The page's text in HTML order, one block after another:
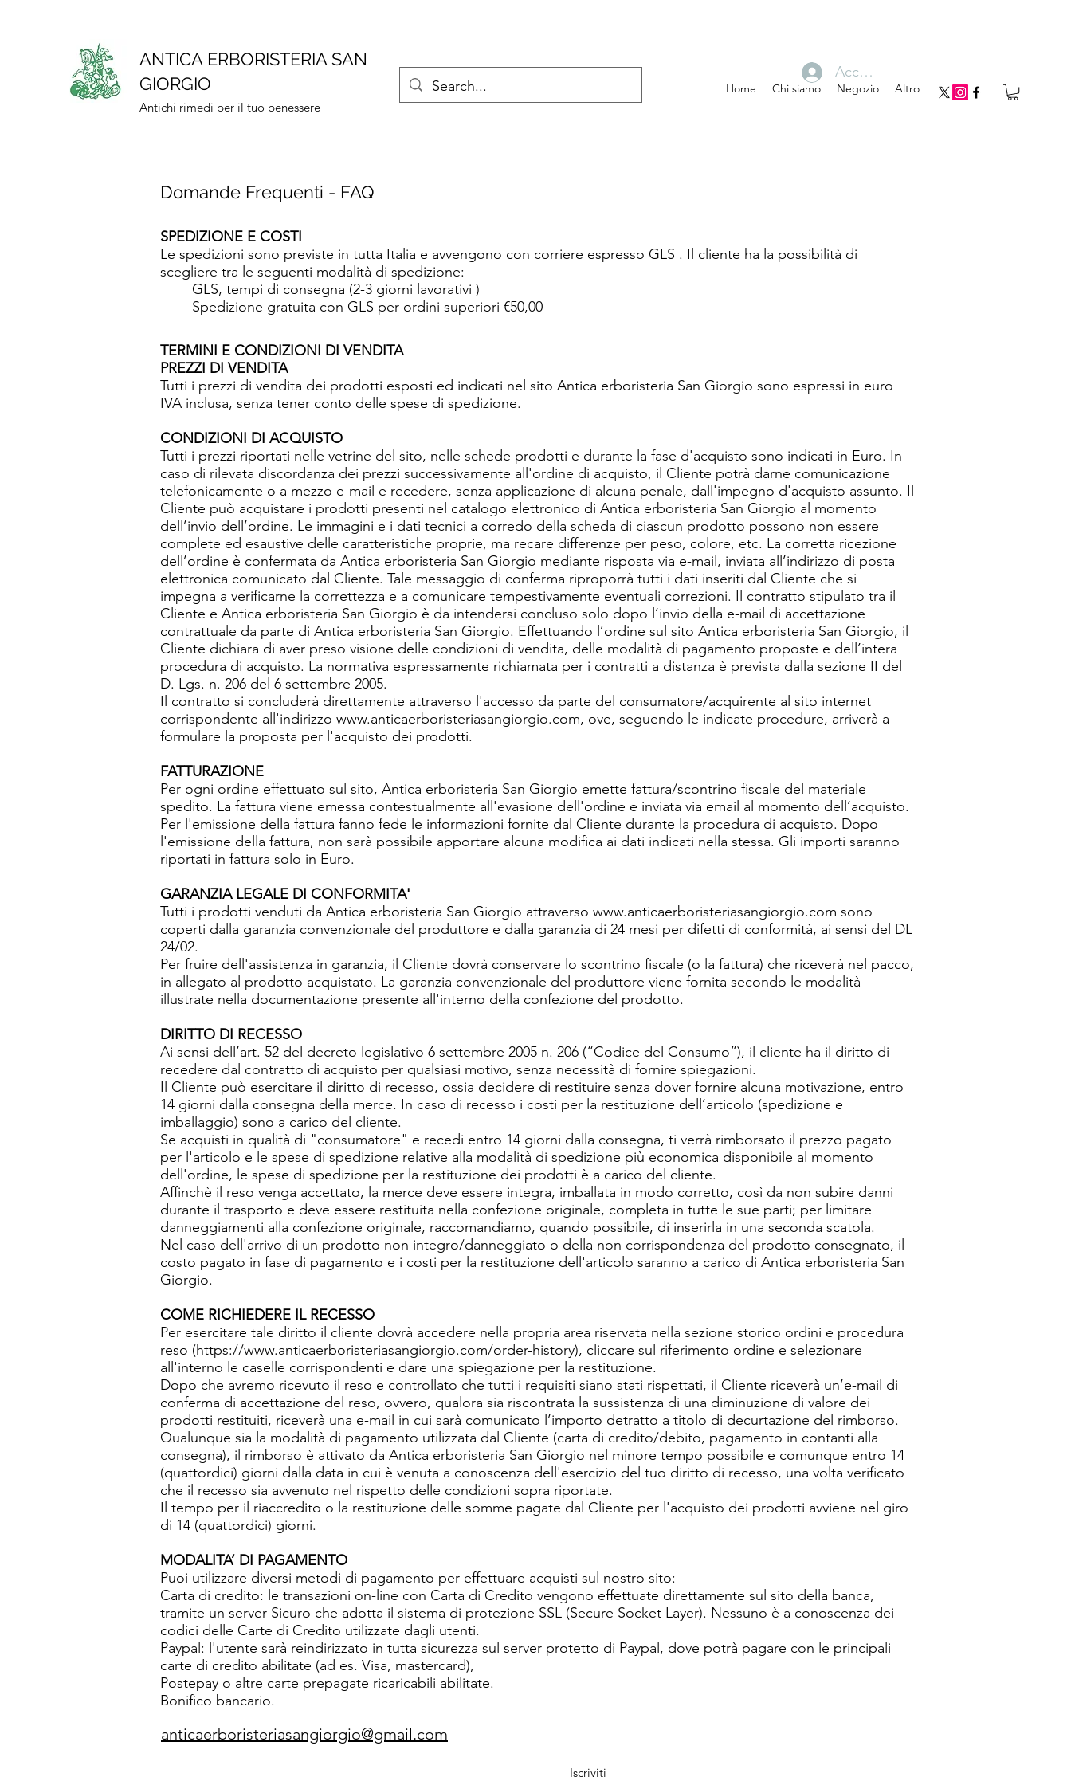
ANTICA ERBORISTERIA SAN
GIORGIO
Antichi rimedi per il tuo benessere
Home Chi siamo Negozio Altro
Accedi
Domande Frequenti - FAQ
SPEDIZIONE E COSTI
Le spedizioni sono previste in tutta Italia e avvengono con corriere espresso GLS . Il cliente ha la possibilità di
scegliere tra le seguenti modalità di spedizione:
GLS, tempi di consegna (2-3 giorni lavorativi )
Spedizione gratuita con GLS per ordini superiori €50,00
TERMINI E CONDIZIONI DI VENDITA
PREZZI DI VENDITA
Tutti i prezzi di vendita dei prodotti esposti ed indicati nel sito Antica erboristeria San Giorgio sono espressi in euro
IVA inclusa, senza tener conto delle spese di spedizione.
CONDIZIONI DI ACQUISTO
Tutti i prezzi riportati nelle vetrine del sito, nelle schede prodotti e durante la fase d'acquisto sono indicati in Euro. In
caso di rilevata discordanza dei prezzi successivamente all'ordine di acquisto, il Cliente potrà darne comunicazione
telefonicamente o a mezzo e-mail e recedere, senza applicazione di alcuna penale, dall'impegno d'acquisto assunto. Il
Cliente può acquistare i prodotti presenti nel catalogo elettronico di Antica erboristeria San Giorgio al momento
dell’invio dell’ordine. Le immagini e i dati tecnici a corredo della scheda di ciascun prodotto possono non essere
complete ed esaustive delle caratteristiche proprie, ma recare differenze per peso, colore, etc. La corretta ricezione
dell’ordine è confermata da Antica erboristeria San Giorgio mediante risposta via e-mail, inviata all’indirizzo di posta
elettronica comunicato dal Cliente. Tale messaggio di conferma riproporrà tutti i dati inseriti dal Cliente che si
impegna a verificarne la correttezza e a comunicare tempestivamente eventuali correzioni. Il contratto stipulato tra il
Cliente e Antica erboristeria San Giorgio è da intendersi concluso solo dopo l’invio della e-mail di accettazione
contrattuale da parte di Antica erboristeria San Giorgio. Effettuando l’ordine sul sito Antica erboristeria San Giorgio, il
Cliente dichiara di aver preso visione delle condizioni di vendita, delle modalità di pagamento proposte e dell’intera
procedura di acquisto. La normativa espressamente richiamata per i contratti a distanza è prevista dalla sezione II del
D. Lgs. n. 206 del 6 settembre 2005.
Il contratto si concluderà direttamente attraverso l'accesso da parte del consumatore/acquirente al sito internet
corrispondente all'indirizzo www.anticaerboristeriasangiorgio.com, ove, seguendo le indicate procedure, arriverà a
formulare la proposta per l'acquisto dei prodotti.
FATTURAZIONE
Per ogni ordine effettuato sul sito, Antica erboristeria San Giorgio emette fattura/scontrino fiscale del materiale
spedito. La fattura viene emessa contestualmente all'evasione dell'ordine e inviata via email al momento dell’acquisto.
Per l'emissione della fattura fanno fede le informazioni fornite dal Cliente durante la procedura di acquisto. Dopo
l'emissione della fattura, non sarà possibile apportare alcuna modifica ai dati indicati nella stessa. Gli importi saranno
riportati in fattura solo in Euro.
GARANZIA LEGALE DI CONFORMITA'
Tutti i prodotti venduti da Antica erboristeria San Giorgio attraverso www.anticaerboristeriasangiorgio.com sono
coperti dalla garanzia convenzionale del produttore e dalla garanzia di 24 mesi per difetti di conformità, ai sensi del DL
24/02.
Per fruire dell'assistenza in garanzia, il Cliente dovrà conservare lo scontrino fiscale (o la fattura) che riceverà nel pacco,
in allegato al prodotto acquistato. La garanzia convenzionale del produttore viene fornita secondo le modalità
illustrate nella documentazione presente all'interno della confezione del prodotto.
DIRITTO DI RECESSO
Ai sensi dell’art. 52 del decreto legislativo 6 settembre 2005 n. 206 (“Codice del Consumo”), il cliente ha il diritto di
recedere dal contratto di acquisto per qualsiasi motivo, senza necessità di fornire spiegazioni.
Il Cliente può esercitare il diritto di recesso, ossia decidere di restituire senza dover fornire alcuna motivazione, entro
14 giorni dalla consegna della merce. In caso di recesso i costi per la restituzione dell’articolo (spedizione e
imballaggio) sono a carico del cliente.
Se acquisti in qualità di "consumatore" e recedi entro 14 giorni dalla consegna, ti verrà rimborsato il prezzo pagato
per l'articolo e le spese di spedizione relative alla modalità di spedizione più economica disponibile al momento
dell'ordine, le spese di spedizione per la restituzione dei prodotti è a carico del cliente.
Affinchè il reso venga accettato, la merce deve essere integra, imballata in modo corretto, così da non subire danni
durante il trasporto e deve essere restituita nella confezione originale, completa in tutte le sue parti; per limitare
danneggiamenti alla confezione originale, raccomandiamo, quando possibile, di inserirla in una seconda scatola.
Nel caso dell'arrivo di un prodotto non integro/danneggiato o della non corrispondenza del prodotto consegnato, il
costo pagato in fase di pagamento e i costi per la restituzione dell'articolo saranno a carico di Antica erboristeria San
Giorgio.
COME RICHIEDERE IL RECESSO
Per esercitare tale diritto il cliente dovrà accedere nella propria area riservata nella sezione storico ordini e procedura
reso (https://www.anticaerboristeriasangiorgio.com/order-history), cliccare sul riferimento ordine e selezionare
all'interno le caselle corrispondenti e dare una spiegazione per la restituzione.
Dopo che avremo ricevuto il reso e controllato che tutti i requisiti siano stati rispettati, il Cliente riceverà un’e-mail di
conferma di accettazione del reso, ovvero, qualora sia riscontrata la sussistenza di una diminuzione di valore dei
prodotti restituiti, riceverà una e-mail in cui sarà comunicato l’importo detratto a titolo di decurtazione del rimborso.
Qualunque sia la modalità di pagamento utilizzata dal Cliente (carta di credito/debito, pagamento in contanti alla
consegna), il rimborso è attivato da Antica erboristeria San Giorgio nel minore tempo possibile e comunque entro 14
(quattordici) giorni dalla data in cui è venuta a conoscenza dell'esercizio del tuo diritto di recesso, una volta verificato
che il recesso sia avvenuto nel rispetto delle condizioni sopra riportate.
Il tempo per il riaccredito o la restituzione delle somme pagate dal Cliente per l'acquisto dei prodotti avviene nel giro
di 14 (quattordici) giorni.
MODALITA’ DI PAGAMENTO
Puoi utilizzare diversi metodi di pagamento per effettuare acquisti sul nostro sito:
Carta di credito: le transazioni on-line con Carta di Credito vengono effettuate direttamente sul sito della banca,
tramite un server Sicuro che adotta il sistema di protezione SSL (Secure Socket Layer). Nessuno è a conoscenza dei
codici delle Carte di Credito utilizzate dagli utenti.
Paypal: l'utente sarà reindirizzato in tutta sicurezza sul server protetto di Paypal, dove potrà pagare con le principali
carte di credito abilitate (ad es. Visa, mastercard),
Postepay o altre carte prepagate ricaricabili abilitate.
Bonifico bancario.
anticaerboristeriasangiorgio@gmail.com
Iscriviti